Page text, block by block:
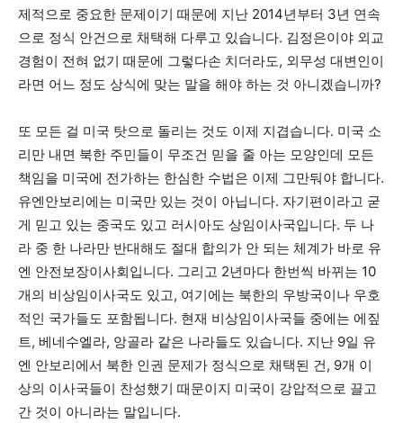
제적으로 중요한 문제이기 때문에 지난 2014년부터 3년 연속
으로 정식 안건으로 채택해 다루고 있습니다. 김정은이야 외교
경험이 전혀 없기 때문에 그렇다손 치더라도, 외무성 대변인이
라면 어느 정도 상식에 맞는 말을 해야 하는 것 아니겠습니까?
또 모든 걸 미국 탓으로 돌리는 것도 이제 지겹습니다. 미국 소
리만 내면 북한 주민들이 무조건 믿을 줄 아는 모양인데 모든
책임을 미국에 전가하는 한심한 수법은 이제 그만둬야 합니다.
유엔안보리에는 미국만 있는 것이 아닙니다. 자기편이라고 굳
게 믿고 있는 중국도 있고 러시아도 상임이사국입니다. 두 나
라 중 한 나라만 반대해도 절대 합의가 안 되는 체계가 바로 유
엔 안전보장이사회입니다. 그리고 2년마다 한번씩 바뀌는 10
개의 비상임이사국도 있고, 여기에는 북한의 우방국이나 우호
적인 국가들도 포함됩니다. 현재 비상임이사국들 중에는 에짚
트, 베네수엘라, 앙골라 같은 나라들도 있습니다. 지난 9일 유
엔 안보리에서 북한 인권 문제가 정식으로 채택된 건, 9개 이
상의 이사국들이 찬성했기 때문이지 미국이 강압적으로 끌고
간 것이 아니라는 말입니다.